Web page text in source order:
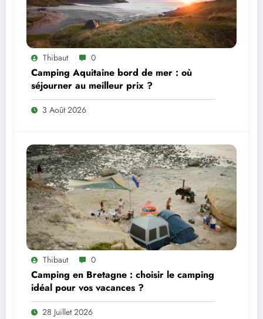
Thibaut 0
Camping Aquitaine bord de mer : où
séjourner au meilleur prix ?
3 Août 2026
Thibaut 0
Camping en Bretagne : choisir le camping
idéal pour vos vacances ?
28 Juillet 2026